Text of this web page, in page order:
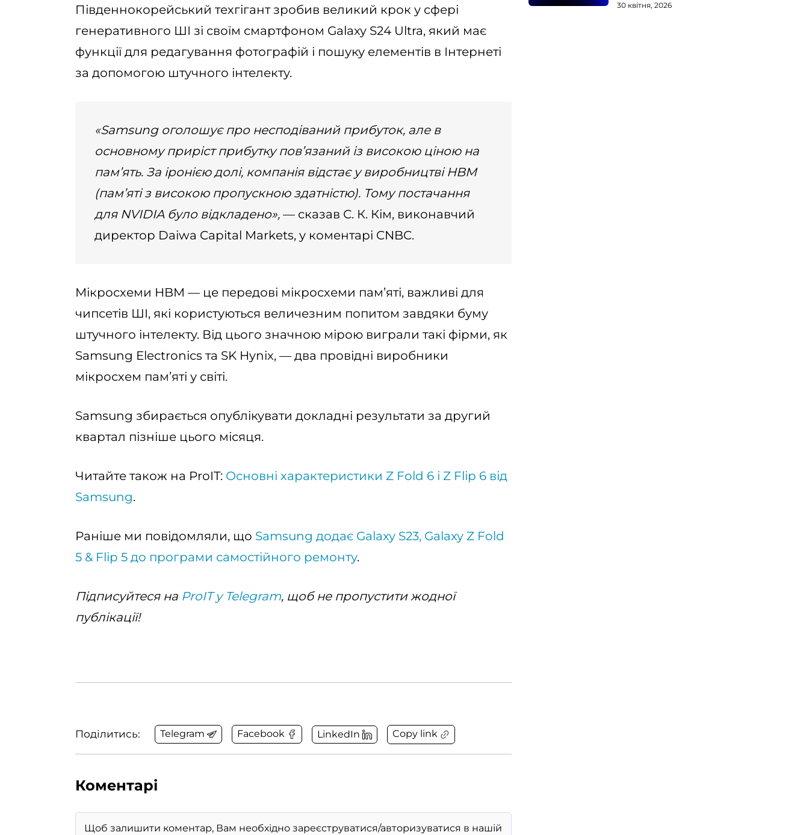
Південнокорейський техгігант зробив великий крок у сфері
генеративного ШІ зі своїм смартфоном Galaxy S24 Ultra, який має
функції для редагування фотографій і пошуку елементів в Інтернеті
за допомогою штучного інтелекту.
«Samsung оголошує про несподіваний прибуток, але в
основному приріст прибутку пов’язаний із високою ціною на
пам’ять. За іронією долі, компанія відстає у виробництві HBM
(пам’яті з високою пропускною здатністю). Тому постачання
для NVIDIA було відкладено», — сказав С. К. Кім, виконавчий
директор Daiwa Capital Markets, у коментарі CNBC.
Мікросхеми HBM — це передові мікросхеми пам’яті, важливі для
чипсетів ШІ, які користуються величезним попитом завдяки буму
штучного інтелекту. Від цього значною мірою виграли такі фірми, як
Samsung Electronics та SK Hynix, — два провідні виробники
мікросхем пам’яті у світі.
Samsung збирається опублікувати докладні результати за другий
квартал пізніше цього місяця.
Читайте також на ProIT: Основні характеристики Z Fold 6 і Z Flip 6 від
Samsung.
Раніше ми повідомляли, що Samsung додає Galaxy S23, Galaxy Z Fold
5 & Flip 5 до програми самостійного ремонту.
Підписуйтеся на ProIT у Telegram, щоб не пропустити жодної
публікації!
Поділитись: Telegram Facebook LinkedIn Copy link
Коментарі
30 квітня, 2026